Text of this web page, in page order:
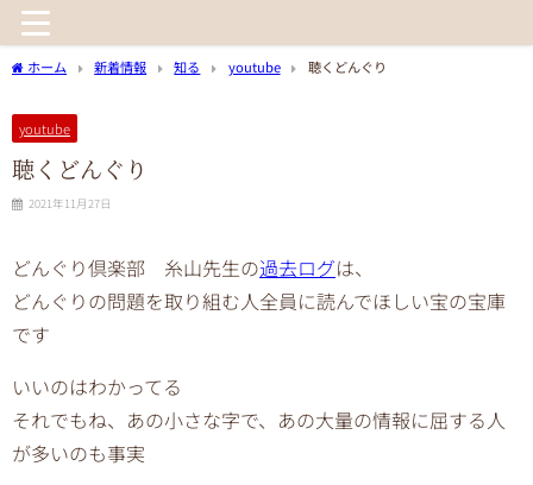
ホーム 新着情報 知る youtube 聴くどんぐり
youtube
聴くどんぐり
2021年11月27日
どんぐり倶楽部 糸山先生の過去ログは、
どんぐりの問題を取り組む人全員に読んでほしい宝の宝庫
です
いいのはわかってる
それでもね、あの小さな字で、あの大量の情報に屈する人
が多いのも事実